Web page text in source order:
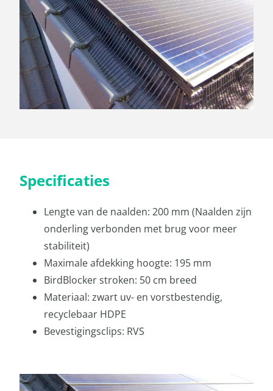
Specificaties
Lengte van de naalden: 200 mm (Naalden zijn
onderling verbonden met brug voor meer
stabiliteit)
Maximale afdekking hoogte: 195 mm
BirdBlocker stroken: 50 cm breed
Materiaal: zwart uv- en vorstbestendig,
recyclebaar HDPE
Bevestigingsclips: RVS